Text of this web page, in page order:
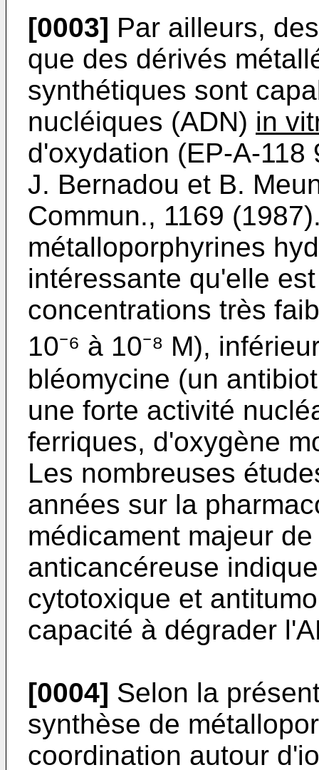
[0003] Par ailleurs,
que des dérivés
synthétiques sont
nucléiques (ADN) in
d'oxydation (EP-A-
J. Bernadou et B.
Commun., 1169
métalloporphyrines
intéressante qu'elle
concentrations très
10⁻⁶ à 10⁻⁸ M),
bléomycine (un
une forte acti­vité
ferriques, d'oxygène
Les nombreuses
années sur la
médicament majeur
anticancéreuse
cytotoxique et
capacité à dégrader
[0004] Selon la
synthèse de
co­ordination autour